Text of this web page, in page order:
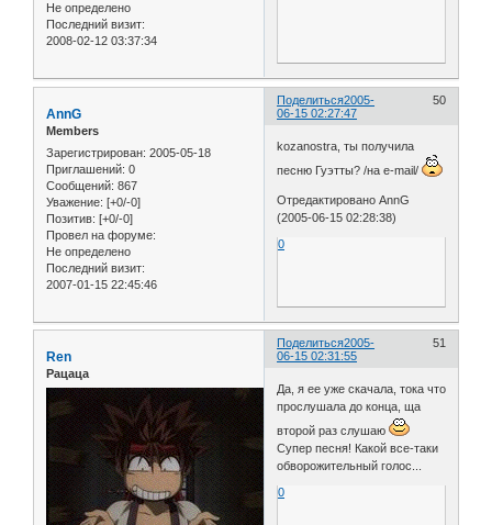
Не определено
Последний визит:
2008-02-12 03:37:34
Поделиться 50
2005-
06-15 02:27:47
AnnG
Members
Зарегистрирован: 2005-05-18
Приглашений: 0
Сообщений: 867
Уважение: [+0/-0]
Позитив: [+0/-0]
Провел на форуме:
Не определено
Последний визит:
2007-01-15 22:45:46
kozanostra, ты получила
песню Гуэтты? /на е-mail/
Отредактировано AnnG
(2005-06-15 02:28:38)
0
Поделиться 51
2005-
06-15 02:31:55
Ren
Рацаца
Да, я ее уже скачала, тока что
прослушала до конца, ща
второй раз слушаю
Супер песня! Какой все-таки
обворожительный голос...
0